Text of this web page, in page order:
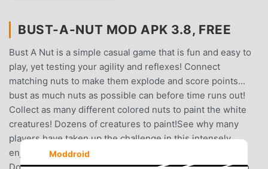
BUST-A-NUT MOD APK 3.8, FREE
Bust A Nut is a simple casual game that is fun and easy to
play, yet testing your agility and reflexes! Connect
matching nuts to make them explode and score points...
bust as much nuts as possible can before time runs out!
Collect as many different colored nuts to paint the white
creatures! Dozens of creatures to paint!See why many
players have taken up the challenge in this intensely
enjoyable game of both skill and lightning-speed action.
Moddroid